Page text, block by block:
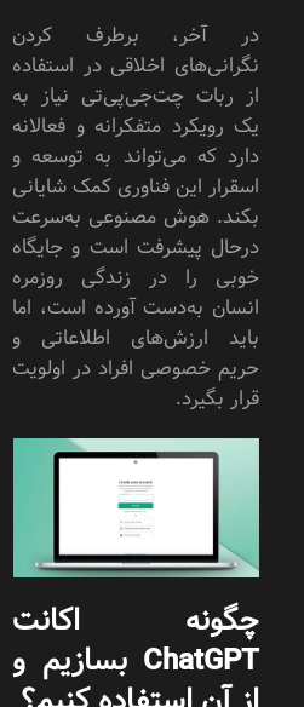
در آخر، برطرف کردن
نگرانی‌های اخلاقی در استفاده
از ربات چت‌جی‌پی‌تی نیاز به
یک رویکرد متفکرانه و فعالانه
دارد که می‌تواند به توسعه و
اسقرار این فناوری کمک شایانی
بکند. هوش مصنوعی به‌سرعت
درحال پیشرفت است و جایگاه
خوبی را در زندگی روز‌مره
انسان به‌دست آورده است، اما
باید ارزش‌های اطلاعاتی و
حریم خصوصی افراد در اولویت
قرار بگیرد.
چگونه اکانت
ChatGPT بسازیم و